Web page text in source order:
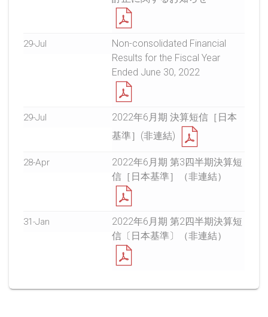
29-Jul
Non-consolidated Financial
Results for the Fiscal Year
Ended June 30, 2022
29-Jul
2022年6月期 決算短信［日本
基準］(非連結)
28-Apr
2022年6月期 第3四半期決算短
信［日本基準］（非連結）
31-Jan
2022年6月期 第2四半期決算短
信〔日本基準〕（非連結）